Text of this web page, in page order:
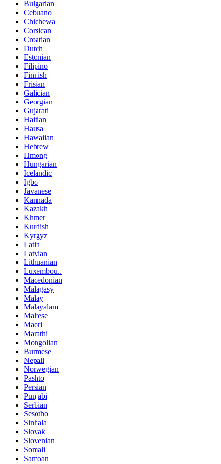
Bulgarian
Cebuano
Chichewa
Corsican
Croatian
Dutch
Estonian
Filipino
Finnish
Frisian
Galician
Georgian
Gujarati
Haitian
Hausa
Hawaiian
Hebrew
Hmong
Hungarian
Icelandic
Igbo
Javanese
Kannada
Kazakh
Khmer
Kurdish
Kyrgyz
Latin
Latvian
Lithuanian
Luxembou..
Macedonian
Malagasy
Malay
Malayalam
Maltese
Maori
Marathi
Mongolian
Burmese
Nepali
Norwegian
Pashto
Persian
Punjabi
Serbian
Sesotho
Sinhala
Slovak
Slovenian
Somali
Samoan